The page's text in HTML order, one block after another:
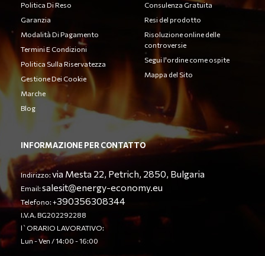
Politica Di Reso
Garanzia
Modalità Di Pagamento
Termini E Condizioni
Politica Sulla Riservatezza
Gestione Dei Cookie
Marche
Blog
Consulenza Gratuita
Resi del prodotto
Risoluzione online delle
controversie
Segui l'ordine come ospite
Mappa del Sito
INFORMAZIONE PER CONTATTO
Indirizzo:via Mesta 22, Petrich, 2850, Bulgaria
Email:salesit@energy-economy.eu
Telefono: +390356308344
I.V.A. BG202292288
l`ORARIO LAVORATIVO:
Lun - Ven / 14:00 - 16:00